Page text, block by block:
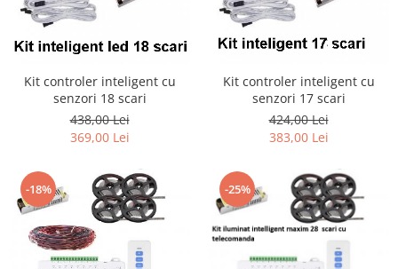
Kit controler inteligent cu
senzori 18 scari
438,00 Lei
369,00 Lei
Kit controler inteligent cu
senzori 17 scari
424,00 Lei
383,00 Lei
-18% -25%